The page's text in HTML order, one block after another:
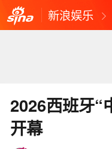
新浪娱乐
2026西班牙“
开幕